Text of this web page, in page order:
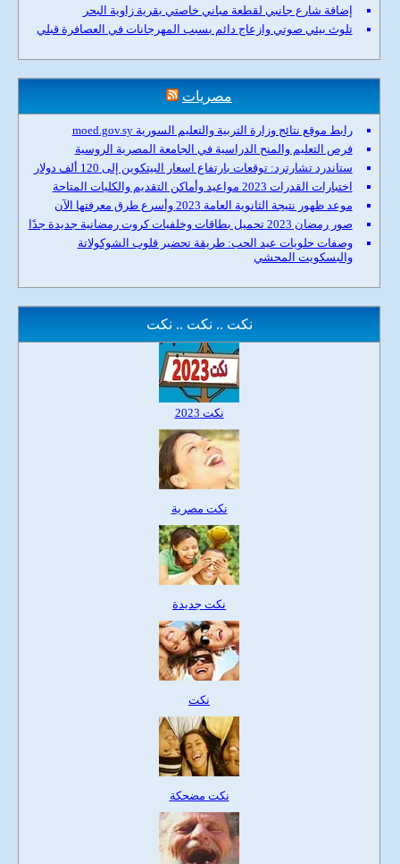
إضافة شارع جانبي لقطعة مباني خاصتي بقرية زاوية البحر
تلوث بيئي صوتي وازعاج دائم بسبب المهرجانات في العصافرة قبلي
مصريات
رابط موقع نتائج وزارة التربية والتعليم السورية moed.gov.sy
فرص التعليم والمنح الدراسية في الجامعة المصرية الروسية
ستاندرد تشارترد: توقعات بارتفاع اسعار البيتكوين إلى 120 ألف دولار
اختبارات القدرات 2023 مواعيد وأماكن التقديم والكليات المتاحة
موعد ظهور نتيجة الثانوية العامة 2023 وأسرع طرق معرفتها الآن
صور رمضان 2023 تحميل بطاقات وخلفيات كروت رمضانية جديدة جدًا
وصفات حلويات عيد الحب: طريقة تحضير قلوب الشوكولاتة
والبسكويت المحشي
نكت .. نكت .. نكت
نكت 2023
نكت مصرية
نكت جديدة
نكت
نكت مضحكة